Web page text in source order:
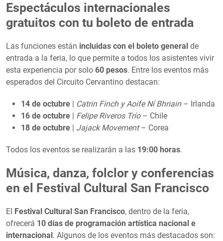
Espectáculos internacionales
gratuitos con tu boleto de entrada
Las funciones están incluidas con el boleto general de
entrada a la feria, lo que permite a todos los asistentes vivir
esta experiencia por solo 60 pesos. Entre los eventos más
esperados del Circuito Cervantino destacan:
14 de octubre Catrin Finch y Aoife Ní Bhriain– Irlanda
16 de octubre
Felipe Riveros Trío– Chile
18 de octubre
Jajack Movement– Corea
Todos los eventos se realizarán a las 19:00 horas.
Música, danza, folclor y conferencias
en el Festival Cultural San Francisco
El Festival Cultural San Francisco, dentro de la feria,
ofrecerá 10 días de programación artística nacional e
internacional . Algunos de los eventos más destacados son: